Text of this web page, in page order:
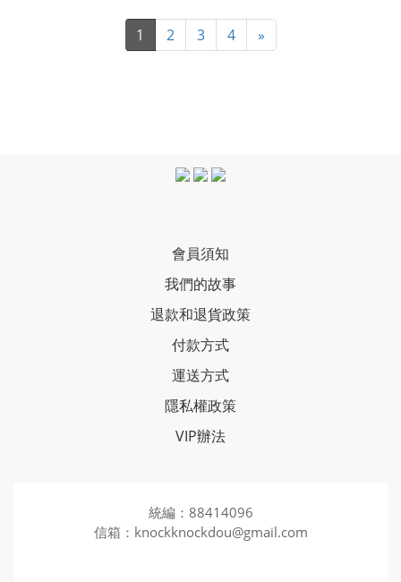
1 2 3 4 »
會員須知
我們的故事
退款和退貨政策
付款方式
運送方式
隱私權政策
VIP辦法
統編：88414096
信箱：knockknockdou@gmail.com